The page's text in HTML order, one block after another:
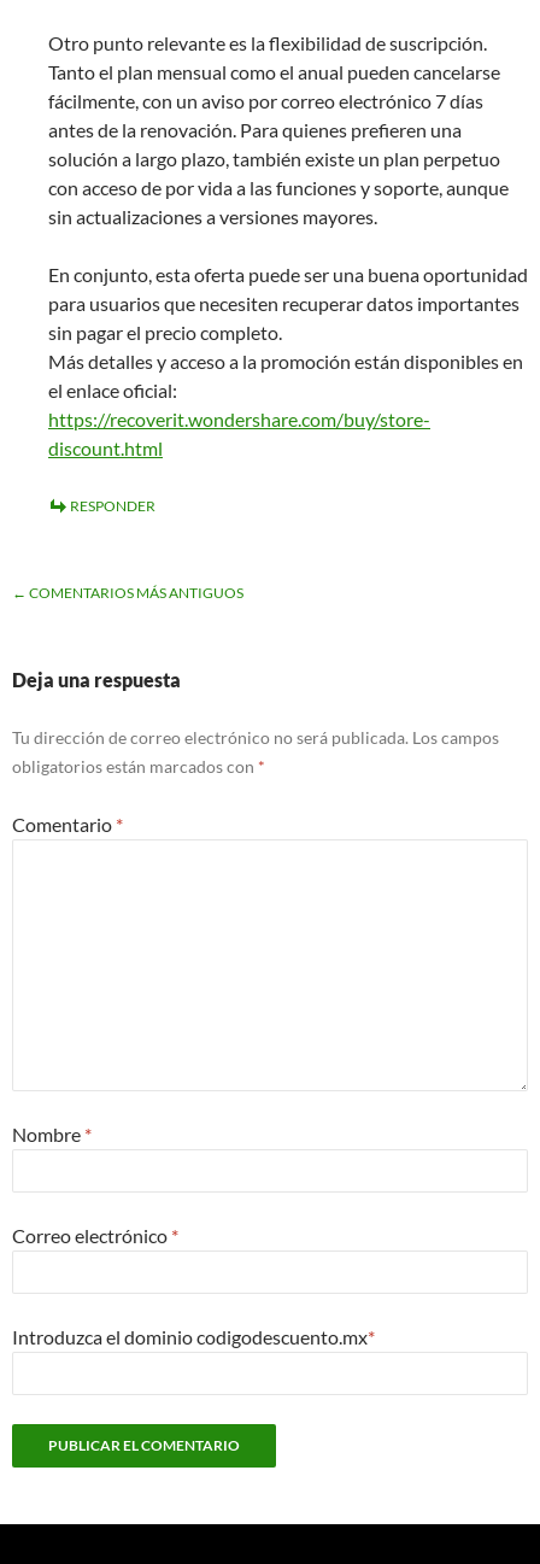
Otro punto relevante es la flexibilidad de suscripción.
Tanto el plan mensual como el anual pueden cancelarse
fácilmente, con un aviso por correo electrónico 7 días
antes de la renovación. Para quienes prefieren una
solución a largo plazo, también existe un plan perpetuo
con acceso de por vida a las funciones y soporte, aunque
sin actualizaciones a versiones mayores.
En conjunto, esta oferta puede ser una buena oportunidad
para usuarios que necesiten recuperar datos importantes
sin pagar el precio completo.
Más detalles y acceso a la promoción están disponibles en
el enlace oficial:
https://recoverit.wondershare.com/buy/store-
discount.html
RESPONDER
NAVEGACIÓN
← COMENTARIOS MÁS ANTIGUOS
Deja una respuesta
Tu dirección de correo electrónico no será publicada. Los campos
obligatorios están marcados con *
Comentario *
Nombre *
Correo electrónico *
Introduzca el dominio codigodescuento.mx*